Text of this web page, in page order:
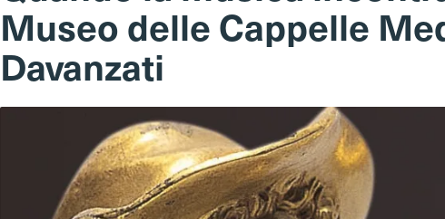
Museo delle Cappelle
Davanzati